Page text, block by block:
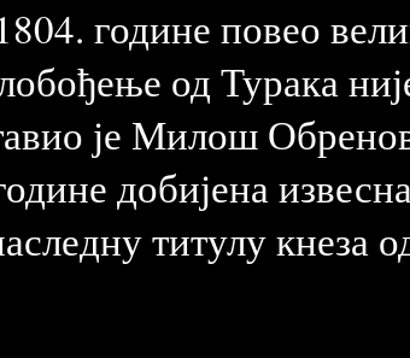
године повео
од Турака
је Милош
добијена
титулу кнеза